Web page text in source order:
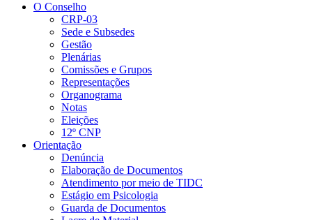
O Conselho
CRP-03
Sede e Subsedes
Gestão
Plenárias
Comissões e Grupos
Representações
Organograma
Notas
Eleições
12º CNP
Orientação
Denúncia
Elaboração de Documentos
Atendimento por meio de TIDC
Estágio em Psicologia
Guarda de Documentos